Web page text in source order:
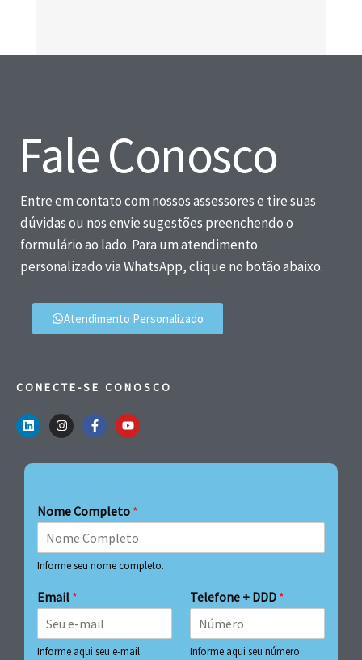
Fale Conosco
Entre em contato com nossos assessores e tire suas
dúvidas ou nos envie sugestões preenchendo o
formulário ao lado. Para um atendimento
personalizado via WhatsApp, clique no botão abaixo.
Atendimento Personalizado
CONECTE-SE CONOSCO
Nome Completo *
Informe seu nome completo.
Email *
Informe aqui seu e-mail.
Telefone + DDD *
Informe aqui seu número.